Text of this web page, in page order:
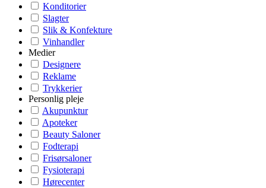
Konditorier
Slagter
Slik & Konfekture
Vinhandler
Medier
Designere
Reklame
Trykkerier
Personlig pleje
Akupunktur
Apoteker
Beauty Saloner
Fodterapi
Frisørsaloner
Fysioterapi
Hørecenter